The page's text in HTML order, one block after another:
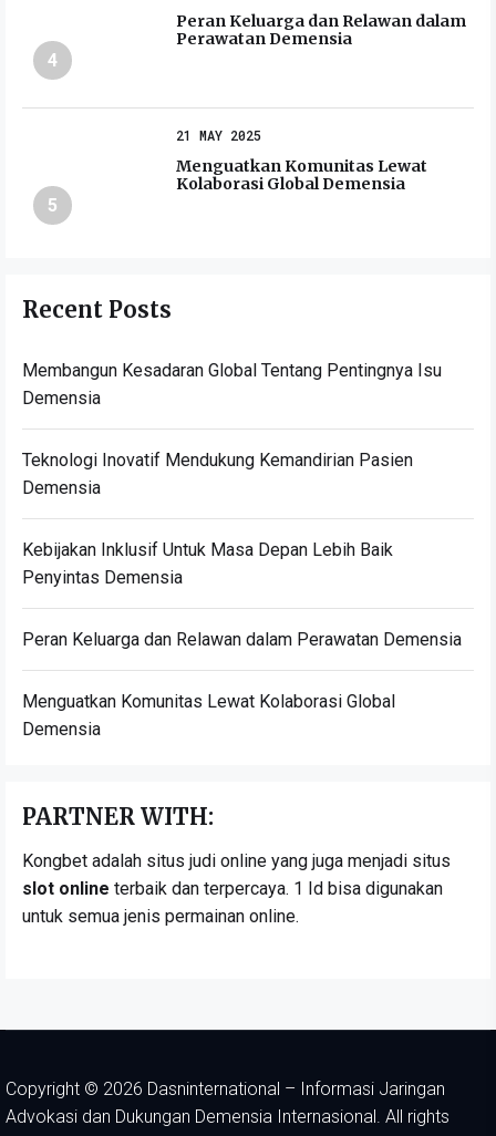
4
Peran Keluarga dan Relawan dalam
Perawatan Demensia
5
21 MAY 2025
Menguatkan Komunitas Lewat
Kolaborasi Global Demensia
Recent Posts
Membangun Kesadaran Global Tentang Pentingnya Isu
Demensia
Teknologi Inovatif Mendukung Kemandirian Pasien
Demensia
Kebijakan Inklusif Untuk Masa Depan Lebih Baik
Penyintas Demensia
Peran Keluarga dan Relawan dalam Perawatan Demensia
Menguatkan Komunitas Lewat Kolaborasi Global
Demensia
PARTNER WITH:
Kongbet adalah situs judi online yang juga menjadi situs
slot online terbaik dan terpercaya. 1 Id bisa digunakan
untuk semua jenis permainan online.
Copyright © 2026 Dasninternational – Informasi Jaringan
Advokasi dan Dukungan Demensia Internasional. All rights